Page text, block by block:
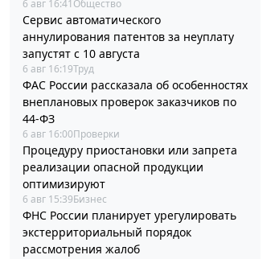
6 авг 16:41 Общество
Сервис автоматического
аннулирования патентов за неуплату
запустят с 10 августа
6 авг 16:19Труд
ФАС России рассказала об особенностях
внеплановых проверок заказчиков по
44-ФЗ
6 авг 16:00Проверки
Процедуру приостановки или запрета
реализации опасной продукции
оптимизируют
6 авг 15:39Бизнес
ФНС России планирует урегулировать
экстерриториальный порядок
рассмотрения жалоб